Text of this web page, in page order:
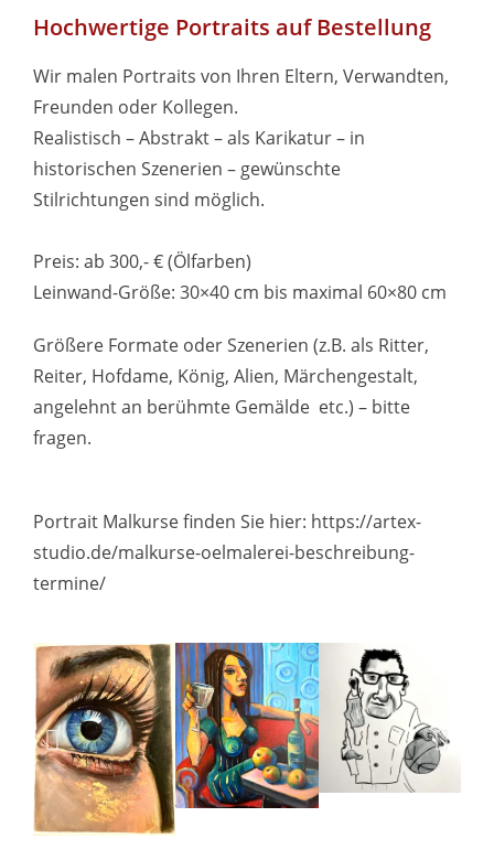
Hochwertige Portraits auf Bestellung
Wir malen Portraits von Ihren Eltern, Verwandten,
Freunden oder Kollegen.
Realistisch – Abstrakt – als Karikatur – in
historischen Szenerien – gewünschte
Stilrichtungen sind möglich.
Preis: ab 300,- € (Ölfarben)
Leinwand-Größe: 30×40 cm bis maximal 60×80 cm
Größere Formate oder Szenerien (z.B. als Ritter,
Reiter, Hofdame, König, Alien, Märchengestalt,
angelehnt an berühmte Gemälde etc.) – bitte
fragen.
Portrait Malkurse finden Sie hier: https://artex-
studio.de/malkurse-oelmalerei-beschreibung-
termine/